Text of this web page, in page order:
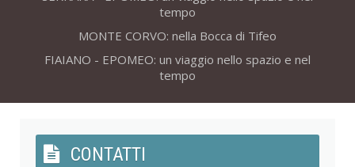
tempo
MONTE CORVO: nella Bocca di Tifeo
FIAIANO - EPOMEO: un viaggio nello spazio e nel
tempo
CONTATTI